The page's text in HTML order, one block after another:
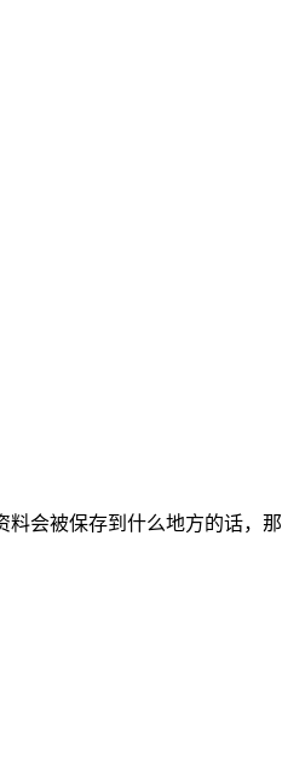
会被保存到什么地方的话，